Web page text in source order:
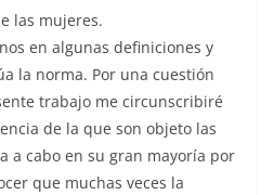
las mujeres.
en algunas definiciones y
la norma. Por una cuestión
trabajo me circunscribiré
de la que son objeto las
a cabo en su gran mayoría por
que muchas veces la